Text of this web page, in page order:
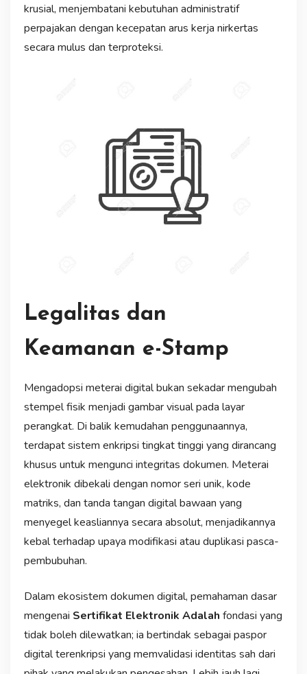
krusial, menjembatani kebutuhan administratif
perpajakan dengan kecepatan arus kerja nirkertas
secara mulus dan terproteksi.
Legalitas dan
Keamanan e-Stamp
Mengadopsi meterai digital bukan sekadar mengubah
stempel fisik menjadi gambar visual pada layar
perangkat. Di balik kemudahan penggunaannya,
terdapat sistem enkripsi tingkat tinggi yang dirancang
khusus untuk mengunci integritas dokumen. Meterai
elektronik dibekali dengan nomor seri unik, kode
matriks, dan tanda tangan digital bawaan yang
menyegel keasliannya secara absolut, menjadikannya
kebal terhadap upaya modifikasi atau duplikasi pasca-
pembubuhan.
Dalam ekosistem dokumen digital, pemahaman dasar
mengenai Sertifikat Elektronik Adalah fondasi yang
tidak boleh dilewatkan; ia bertindak sebagai paspor
digital terenkripsi yang memvalidasi identitas sah dari